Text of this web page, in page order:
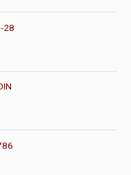
28